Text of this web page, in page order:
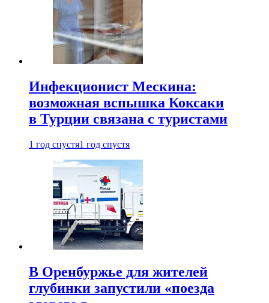
Инфекционист Мескина:
возможная вспышка Коксаки
в Турции связана с туристами
1 год спустя1 год спустя
В Оренбуржье для жителей
глубинки запустили «поезда